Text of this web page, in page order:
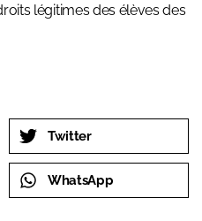
légitimes des élèves des
Twitter
WhatsApp